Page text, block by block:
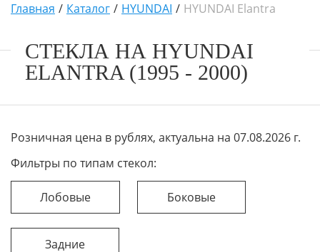
Главная Каталог HYUNDAI HYUNDAI Elantra
СТЕКЛА НА HYUNDAI
ELANTRA (1995 - 2000)
Розничная цена в рублях, актуальна на 07.08.2026 г.
Фильтры по типам стекол:
Лобовые Боковые
Задние